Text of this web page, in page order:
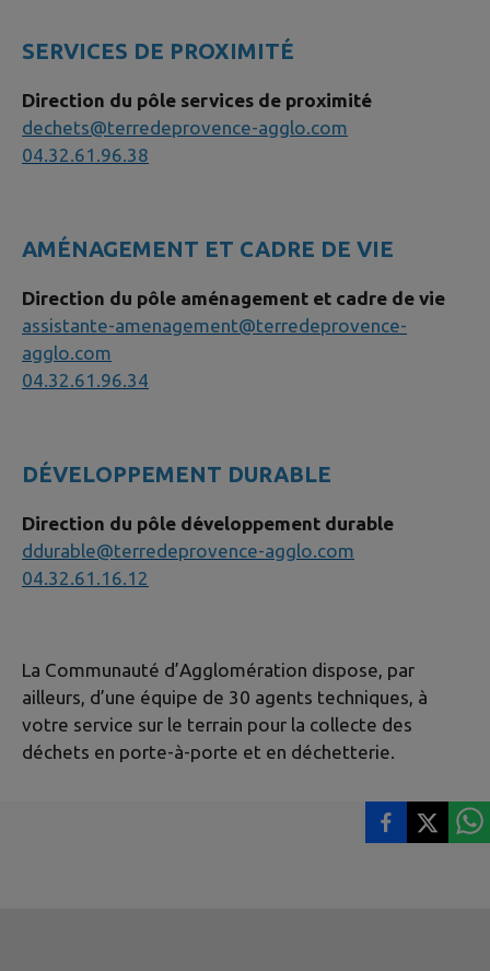
SERVICES DE PROXIMITÉ
Direction du pôle services de proximité
dechets@terredeprovence-agglo.com
04.32.61.96. 38
AMÉNAGEMENT ET CADRE DE VIE
Direction du pôle aménagement et cadre de vie
assistante-amenagement@terredeprovence-
agglo.com
04.32.61.96.34
DÉVELOPPEMENT DURABLE
Direction du pôle développement durable
ddurable@terredeprovence-agglo.com
04.32.61.16.12
La Communauté d’Agglomération dispose, par
ailleurs, d’une équipe de 30 agents techniques, à
votre service sur le terrain pour la collecte des
déchets en porte-à-porte et en déchetterie.